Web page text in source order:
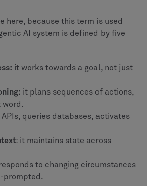
here, because this term is used
AI system is defined by five
it works towards a goal, not just
it plans sequences of actions,
word.
queries databases, activates
: it maintains state across
to changing circumstances
prompted.